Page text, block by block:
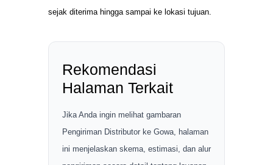
sejak diterima hingga sampai ke lokasi tujuan.
Rekomendasi
Halaman Terkait
Jika Anda ingin melihat gambaran
Pengiriman Distributor ke Gowa, halaman
ini menjelaskan skema, estimasi, dan alur